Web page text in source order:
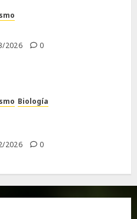
2026 0
Biología
2026 0